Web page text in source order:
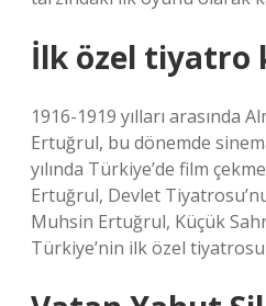
İlk özel tiyatro
1916-1919 yılları arasında
Ertuğrul, bu dönemde
yılında Türkiye’de film
Ertuğrul, Devlet
Muhsin Ertuğrul, Küçük
Türkiye’nin ilk özel